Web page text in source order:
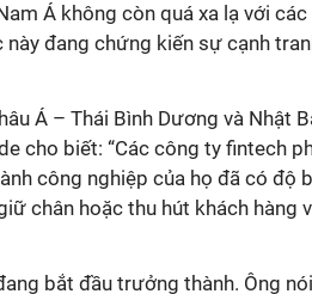
Á không còn quá xa lạ với các
đang chứng kiến sự cạnh
Á – Thái Bình Dương và Nhật
cho biết: “Các công ty fintech
công nghiệp của họ đã có độ
chân hoặc thu hút khách hàng
bắt đầu trưởng thành. Ông